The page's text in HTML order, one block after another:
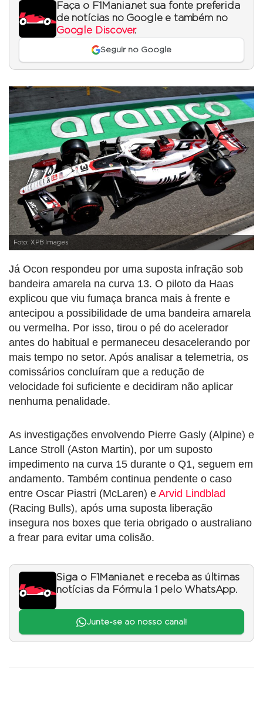
Faça o F1Mania.net sua fonte preferida
de notícias no Google e também no
Google Discover.
Seguir no Google
Foto: XPB Images
Já Ocon respondeu por uma suposta infração sob
bandeira amarela na curva 13. O piloto da Haas
explicou que viu fumaça branca mais à frente e
antecipou a possibilidade de uma bandeira amarela
ou vermelha. Por isso, tirou o pé do acelerador
antes do habitual e permaneceu desacelerando por
mais tempo no setor. Após analisar a telemetria, os
comissários concluíram que a redução de
velocidade foi suficiente e decidiram não aplicar
nenhuma penalidade.
As investigações envolvendo Pierre Gasly (Alpine) e
Lance Stroll (Aston Martin), por um suposto
impedimento na curva 15 durante o Q1, seguem em
andamento. Também continua pendente o caso
entre Oscar Piastri (McLaren) e Arvid Lindblad
(Racing Bulls), após uma suposta liberação
insegura nos boxes que teria obrigado o australiano
a frear para evitar uma colisão.
Siga o F1Mania.net e receba as últimas
notícias da Fórmula 1 pelo WhatsApp.
Junte-se ao nosso canal!